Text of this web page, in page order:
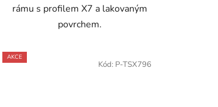
rámu s profilem X7 a lakovaným
povrchem.
AKCE
Kód: P-TSX796